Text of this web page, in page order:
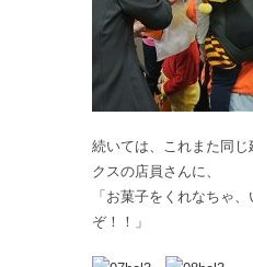
続いては、これまた同
クスの店員さんに、
「お菓子をくれなちゃ
ぞ！！」